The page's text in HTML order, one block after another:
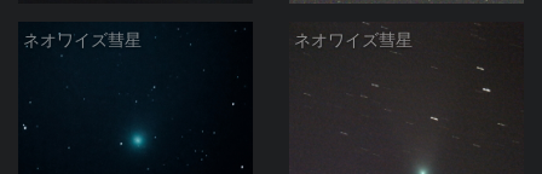
ネオワイズ彗星 ネオワイズ彗星